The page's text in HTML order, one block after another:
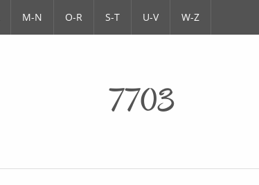
M-N O-R S-T U-V W-Z
7703